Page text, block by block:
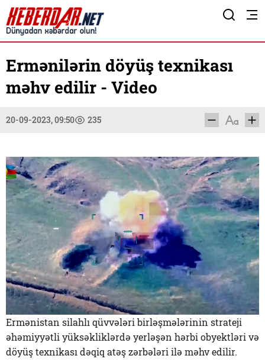
Ermənilərin döyüş texnikası
məhv edilir - Video
20-09-2023, 09:50 235
Ermənistan silahlı qüvvələri birləşmələrinin strateji
əhəmiyyətli yüksəkliklərdə yerləşən hərbi obyektləri və
döyüş texnikası dəqiq atəş zərbələri ilə məhv edilir.